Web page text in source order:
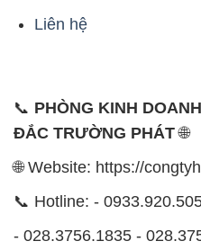
Liên hệ
📞 PHÒNG KINH
ĐẮC TRƯỜNG PHÁT🌐
🌐 Website: https://
📞 Hotline: -
- 028.3756.1835 -